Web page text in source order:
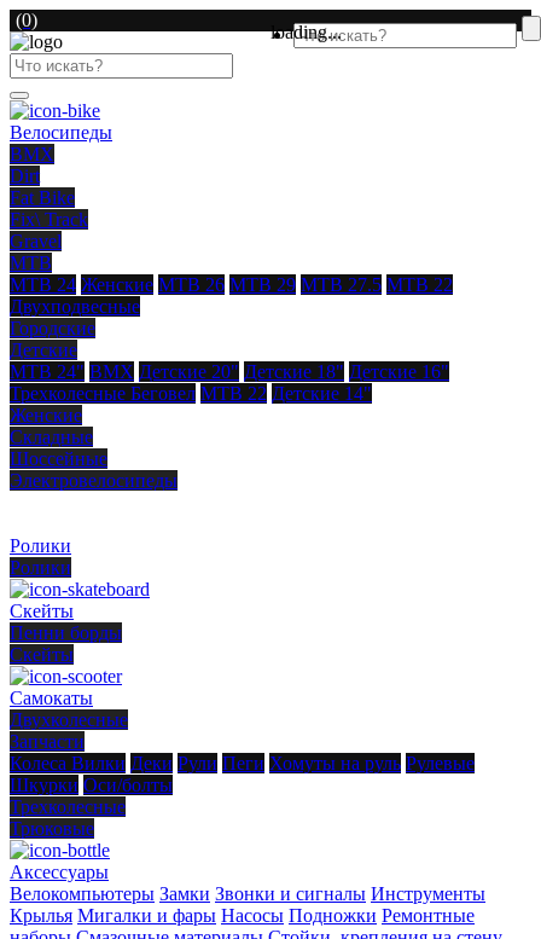
(0)
Велосипеды
BMX
Dirt
Fat Bike
Fix\ Track
Gravel
MTB
MTB 24 Женские MTB 26 MTB 29 MTB 27.5 MTB 22
Двухподвесные
Городские
Детские
MTB 24" BMX Детские 20" Детские 18" Детские 16"
Трехколесные Беговел MTB 22 Детские 14"
Женские
Складные
Шоссейные
Электровелосипеды
Ролики
Ролики
Скейты
Пенни борды
Скейты
Самокаты
Двухколесные
Запчасти
Колеса Вилки Деки Рули Пеги Хомуты на руль Рулевые
Шкурки Оси/болты
Трехколесные
Трюковые
Аксессуары
Велокомпьютеры Замки Звонки и сигналы Инструменты
Крылья Мигалки и фары Насосы Подножки Ремонтные
loading...